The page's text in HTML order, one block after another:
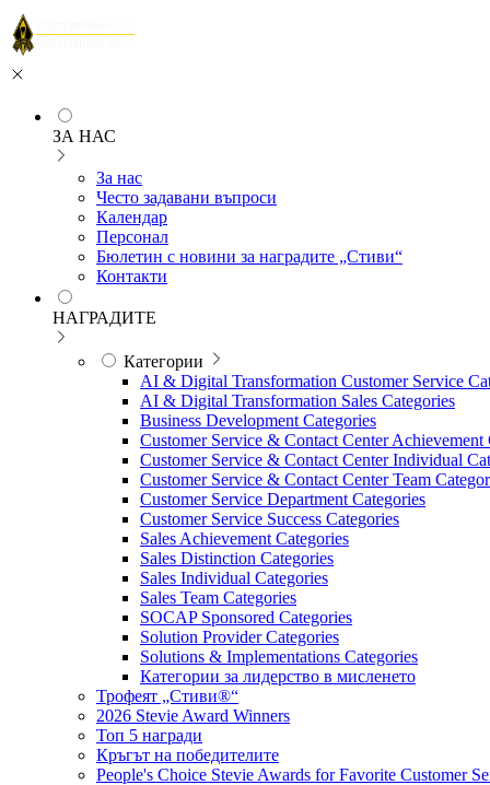
ЗА НАС
За нас
Често задавани въпроси
Календар
Персонал
Бюлетин с новини за наградите „Стиви“
Контакти
НАГРАДИТЕ
Категории
AI & Digital Transformation Customer Service
AI & Digital Transformation Sales Categories
Business Development Categories
Customer Service & Contact Center Achievement
Customer Service & Contact Center Individual
Customer Service & Contact Center Team
Customer Service Department Categories
Customer Service Success Categories
Sales Achievement Categories
Sales Distinction Categories
Sales Individual Categories
Sales Team Categories
SOCAP Sponsored Categories
Solution Provider Categories
Solutions & Implementations Categories
Категории за лидерство в мисленето
Трофеят „Стиви®“
2026 Stevie Award Winners
Топ 5 награди
Кръгът на победителите
People's Choice Stevie Awards for Favorite Customer